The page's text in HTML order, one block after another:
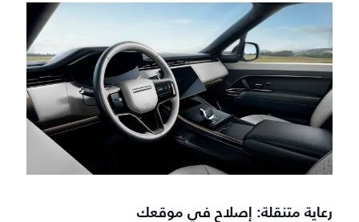
رعاية متنقلة: إصلاح في موقعك